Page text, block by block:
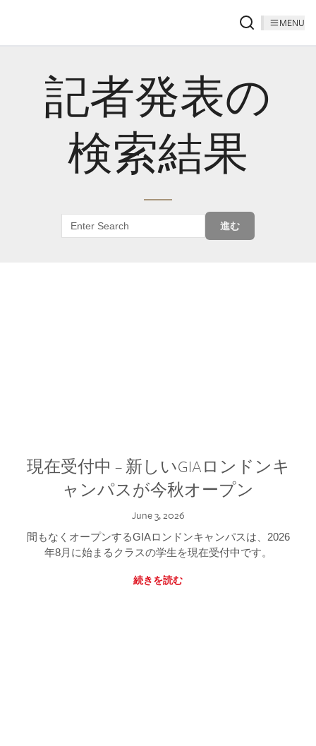
MENU
記者発表の
検索結果
進む
現在受付中 – 新しいGIAロンドンキ
ャンパスが今秋オープン
June 3, 2026
間もなくオープンするGIAロンドンキャンパスは、2026
年8月に始まるクラスの学生を現在受付中です。
続きを読む